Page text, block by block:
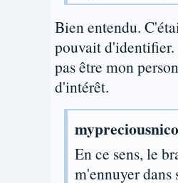
Bien entendu.
pouvait d'identifier.
pas être mon
d'intérêt.
En ce sens, le
m'ennuyer